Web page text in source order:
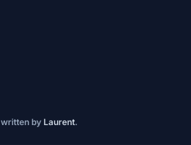
by Laurent.